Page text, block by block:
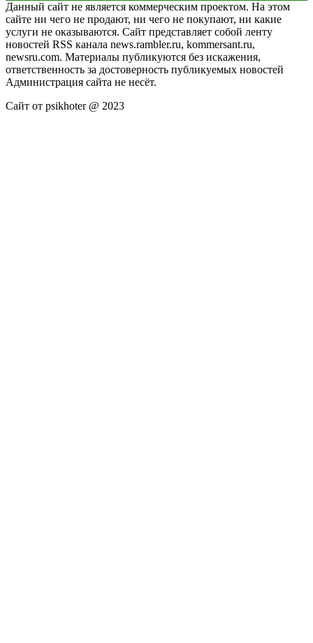
Данный сайт не является коммерческим проектом. На этом
сайте ни чего не продают, ни чего не покупают, ни какие
услуги не оказываются. Сайт представляет собой ленту
новостей RSS канала news.rambler.ru, kommersant.ru,
newsru.com. Материалы публикуются без искажения,
ответственность за достоверность публикуемых новостей
Администрация сайта не несёт.
Сайт от psikhoter @ 2023